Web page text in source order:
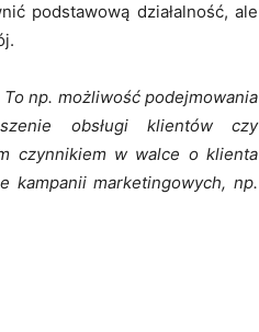
podstawową działalność, ale
np. możliwość podejmowania
obsługi klientów czy
czynnikiem w walce o klienta
kampanii marketingowych, np.